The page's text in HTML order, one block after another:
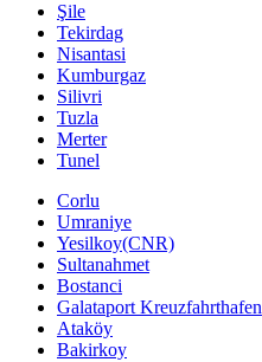
Şile
Tekirdag
Nisantasi
Kumburgaz
Silivri
Tuzla
Merter
Tunel
Corlu
Umraniye
Yesilkoy(CNR)
Sultanahmet
Bostanci
Galataport Kreuzfahrthafen
Ataköy
Bakirkoy